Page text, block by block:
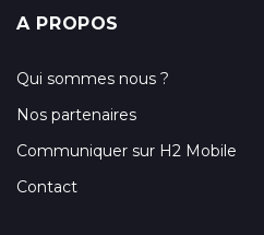
A PROPOS
Qui sommes nous ?
Nos partenaires
Communiquer sur H2 Mobile
Contact